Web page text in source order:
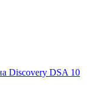
Discovery DSA 10